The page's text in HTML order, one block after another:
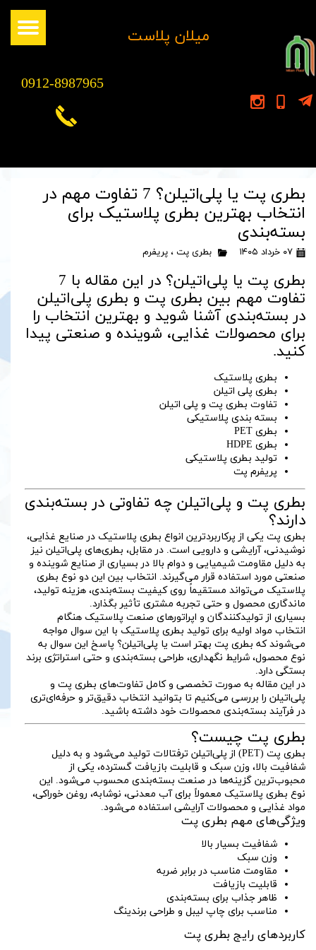
​میلان پلاست
0912-8987965
بطری پت یا پلی‌اتیلن؟ 7 تفاوت مهم در
انتخاب بهترین بطری پلاستیک برای
بسته‌بندی
۰۷ خرداد ۱۴۰۵ بطری پت ، پریفرم
بطری پت یا پلی‌اتیلن؟ در این مقاله با 7
تفاوت مهم بین بطری پت و بطری پلی‌اتیلن
در بسته‌بندی آشنا شوید و بهترین انتخاب را
برای محصولات غذایی، شوینده و صنعتی پیدا
کنید.
بطری پلاستیک
بطری پلی اتیلن
تفاوت بطری پت و پلی اتیلن
بسته بندی پلاستیکی
بطری PET
بطری HDPE
تولید بطری پلاستیکی
پریفرم پت
بطری پت و پلی‌اتیلن چه تفاوتی در بسته‌بندی
دارند؟
بطری پت یکی از پرکاربردترین انواع بطری پلاستیک در صنایع غذایی،
نوشیدنی، آرایشی و دارویی است. در مقابل، بطری‌های پلی‌اتیلن نیز
به دلیل مقاومت شیمیایی و دوام بالا در بسیاری از صنایع شوینده و
صنعتی مورد استفاده قرار می‌گیرند. انتخاب بین این دو نوع بطری
پلاستیک می‌تواند مستقیماً روی کیفیت بسته‌بندی، هزینه تولید،
ماندگاری محصول و حتی تجربه مشتری تأثیر بگذارد.
بسیاری از تولیدکنندگان و اپراتورهای صنعت پلاستیک هنگام
انتخاب مواد اولیه برای تولید بطری پلاستیک با این سوال مواجه
می‌شوند که بطری پت بهتر است یا پلی‌اتیلن؟ پاسخ این سوال به
نوع محصول، شرایط نگهداری، طراحی بسته‌بندی و حتی استراتژی برند
بستگی دارد.
در این مقاله به صورت تخصصی و کامل تفاوت‌های بطری پت و
پلی‌اتیلن را بررسی می‌کنیم تا بتوانید انتخاب دقیق‌تر و حرفه‌ای‌تری
در فرآیند بسته‌بندی محصولات خود داشته باشید.
بطری پت چیست؟
بطری پت (PET) از پلی‌اتیلن ترفتالات تولید می‌شود و به دلیل
شفافیت بالا، وزن سبک و قابلیت بازیافت گسترده، یکی از
محبوب‌ترین گزینه‌ها در صنعت بسته‌بندی محسوب می‌شود. این
نوع بطری پلاستیک معمولاً برای آب معدنی، نوشابه، روغن خوراکی،
مواد غذایی و محصولات آرایشی استفاده می‌شود.
ویژگی‌های مهم بطری پت
شفافیت بسیار بالا
وزن سبک
مقاومت مناسب در برابر ضربه
قابلیت بازیافت
ظاهر جذاب برای بسته‌بندی
مناسب برای چاپ لیبل و طراحی برندینگ
کاربردهای رایج بطری پت